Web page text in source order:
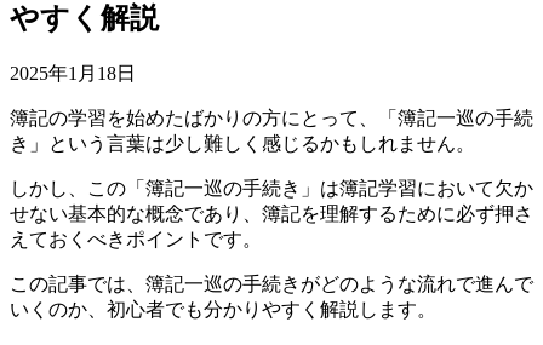
やすく解説
2025年1月18日
簿記の学習を始めたばかりの方にとって、「簿記一巡の手続
き」という言葉は少し難しく感じるかもしれません。
しかし、この「簿記一巡の手続き」は簿記学習において欠か
せない基本的な概念であり、簿記を理解するために必ず押さ
えておくべきポイントです。
この記事では、簿記一巡の手続きがどのような流れで進んで
いくのか、初心者でも分かりやすく解説します。